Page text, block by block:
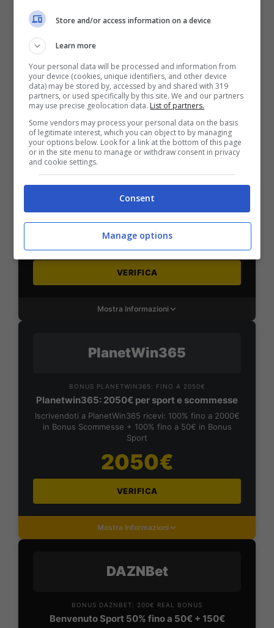
Per i nuovi utenti della piattaforma: 100% fino a 50€ in
Bonus Scommesse + 100% fino a 2000€ in Bonus
VERIFICA
Mostra Informazioni
Bonus Benvenuto Sport: fino a 1.000€
1000€
VERIFICA
Mostra Informazioni
PlanetWin365
BONUS PLANETWIN365: FINO A 2050€
Planetwin365: 2050€ per sport e scommesse
Iscrivendoti a PlanetWin365 ricevi: 100% fino a 2000€
in Bonus Scommesse + 100% fino a 50€ in Bonus
Sport
2050€
VERIFICA
Mostra Informazioni
DAZNBet
BONUS DAZNBET: 200€ REAL BONUS
Benvenuto Sport 50% fino a 50€ + 150€
Store and/or access information on a device
Learn more
Your personal data will be processed and information from
your device (cookies, unique identifiers, and other device
data) may be stored by, accessed by and shared with 319
partners, or used specifically by this site. We and our partners
may use precise geolocation data. List of partners.
Some vendors may process your personal data on the basis
of legitimate interest, which you can object to by managing
your options below. Look for a link at the bottom of this page
or in the site menu to manage or withdraw consent in privacy
and cookie settings.
Consent
Manage options